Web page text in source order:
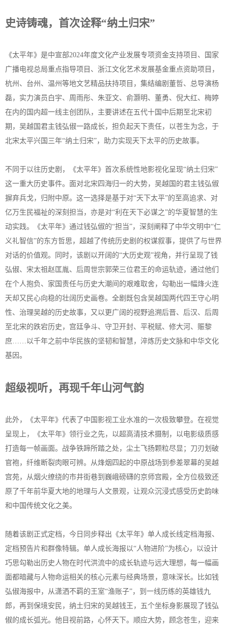
史诗铸魂，首次诠释“纳土归宋”
《太平年》是中宣部2024年度文化产业发展专项资金支持项目、国家
广播电视总局重点指导项目、浙江文化艺术发展基金重点资助项目，
杭州、台州、温州等地文艺精品扶持项目，集结编剧董哲、总导演杨
磊，实力演员白宇、周雨彤、朱亚文、俞灏明、董勇、倪大红、梅婷
在内的国内超一线主创团队，主要讲述在五代十国中后期至北宋初
期，吴越国君主钱弘俶一路成长，担负起天下责任，以苍生为念，于
北宋太平兴国三年“纳土归宋”，助力实现天下太平的历史故事。
不同于以往历史剧，《太平年》首次系统性地影视化呈现“纳土归宋”
这一重大历史事件。面对北宋四海归一的大势，吴越国的君主钱弘俶
摒弃兵戈，归附中原。这一选择是基于对“天下太平”的至高追求、对
亿万生民福祉的深刻担当，亦是对“利在天下必谋之”的华夏智慧的生
动实践。《太平年》通过钱弘俶的“担当”，深刻阐释了中华文明中“仁
义礼智信”的东方哲思，超越了传统历史剧的权谋叙事，提供了与世界
对话的价值观。同时，该剧以开阔的“大历史观”视角，并行呈现了钱
弘俶、宋太祖赵匡胤、后周世宗郭荣三位君王的命运轨迹，通过他们
在个人抱负、家国责任与历史大潮间的艰难取舍，勾勒出一幅烽火连
天却又民心向稳的壮阔历史画卷。全剧既包含吴越国两代四王守心明
性、治理吴越的历史故事，又以更广阔的视野追溯后晋、后汉、后周
至北宋的跌宕历史，宫廷争斗、守卫开封、平税赋、修大河、赈黎
庶……以千年之前中华民族的坚韧和智慧，淬炼历史文脉和中华文化
基因。
超级视听，再现千年山河气韵
此外，《太平年》代表了中国影视工业水准的一次极致攀登。在视觉
呈现上，《太平年》领行业之先，以超高清技术摄制，以电影级质感
打造每一帧画面。战争铁蹄所踏之处，尘土飞扬颗粒尽显；刀刃划破
官袍，纤维断裂肉眼可辨。从烽烟四起的中原战场到参差翠幕的吴越
宫苑，从烟火缭绕的市井街巷到巍峨磅礴的京师宫殿，全方位极致还
原了千年前华夏大地的地理与人文景观，让观众沉浸式感受历史韵味
和中国传统文化之美。
随着该剧正式定档，今日同步释出《太平年》单人成长线定档海报、
定档预告片和群像特辑。单人成长海报以“人物进阶”为核心，以设计
巧思勾勒出历史人物在时代洪流中的成长轨迹与远大理想，每一幅画
面都暗藏与人物命运相关的核心元素与经典场景，意味深长。比如钱
弘俶海报中，从潇洒不羁的王室“渔账子”，到一线历练的英雄钱九
郎，再到保境安民，纳土归宋的吴越钱王，五个坐标身影展现了钱弘
俶的成长弧光。他目视前路，心怀天下。顺应大势，顾念苍生，迎来